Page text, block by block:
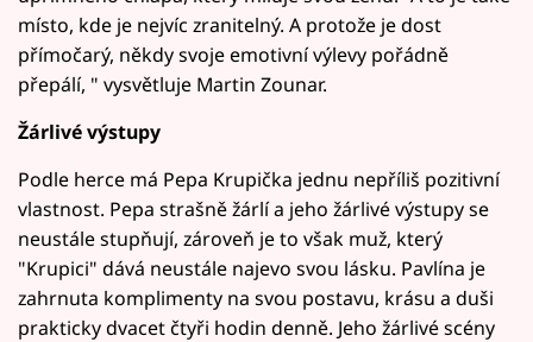
místo, kde je nejvíc zranitelný. A protože je dost
přímočarý, někdy svoje emotivní výlevy pořádně
přepálí, " vysvětluje Martin Zounar.
Žárlivé výstupy
Podle herce má Pepa Krupička jednu nepříliš pozitivní
vlastnost. Pepa strašně žárlí a jeho žárlivé výstupy se
neustále stupňují, zároveň je to však muž, který
"Krupici" dává neustále najevo svou lásku. Pavlína je
zahrnuta komplimenty na svou postavu, krásu a duši
prakticky dvacet čtyři hodin denně. Jeho žárlivé scény